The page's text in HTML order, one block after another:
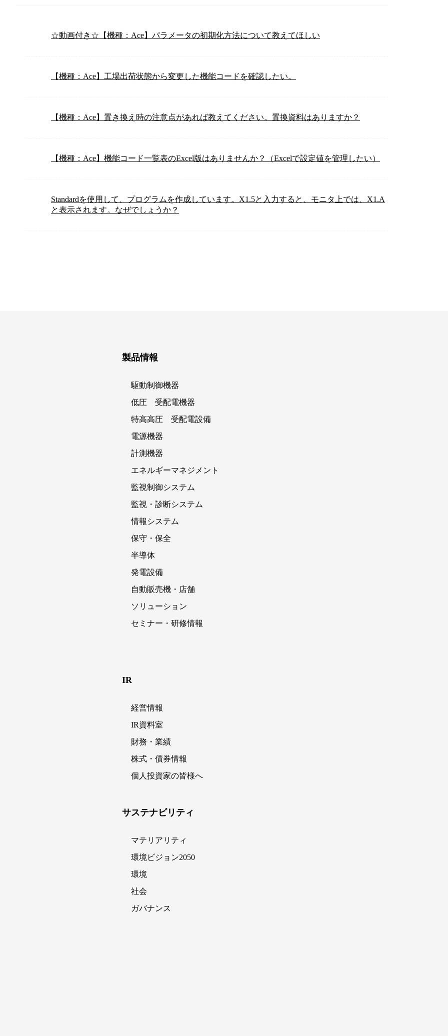
☆動画付き☆【機種：Ace】パラメータの初期化方法について教えてほしい
【機種：Ace】工場出荷状態から変更した機能コードを確認したい。
【機種：Ace】置き換え時の注意点があれば教えてください。置換資料はありますか？
【機種：Ace】機能コード一覧表のExcel版はありませんか？（Excelで設定値を管理したい）
Standardを使用して、プログラムを作成しています。X1.5と入力すると、モニタ上では、X1.A
と表示されます。なぜでしょうか？
製品情報
駆動制御機器
低圧 受配電機器
特高高圧 受配電設備
電源機器
計測機器
エネルギーマネジメント
監視制御システム
監視・診断システム
情報システム
保守・保全
半導体
発電設備
自動販売機・店舗
ソリューション
セミナー・研修情報
IR
経営情報
IR資料室
財務・業績
株式・債券情報
個人投資家の皆様へ
サステナビリティ
マテリアリティ
環境ビジョン2050
環境
社会
ガバナンス